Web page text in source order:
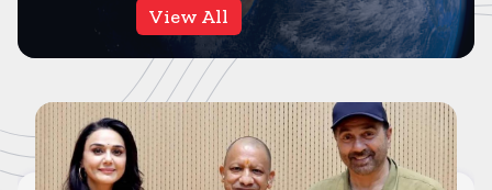
View All